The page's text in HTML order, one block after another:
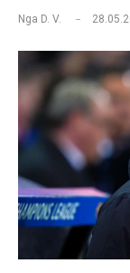
Nga D. V.